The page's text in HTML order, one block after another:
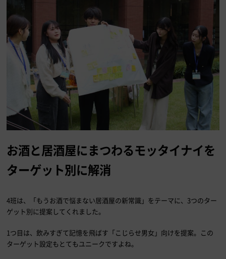
お酒と居酒屋にまつわるモッタイナイを
ターゲット別に解消
4班は、「もうお酒で悩まない居酒屋の新常識」をテーマに、3つのター
ゲット別に提案してくれました。
1つ目は、飲みすぎて記憶を飛ばす「こじらせ男女」向けを提案。この
ターゲット設定もとてもユニークですよね。